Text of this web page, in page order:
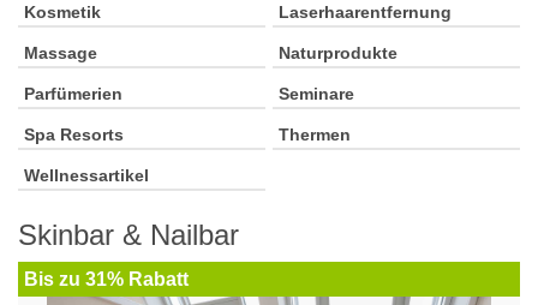
Kosmetik Laserhaarentfernung
Massage Naturprodukte
Parfümerien Seminare
Spa Resorts Thermen
Wellnessartikel
Skinbar & Nailbar
Bis zu 31% Rabatt